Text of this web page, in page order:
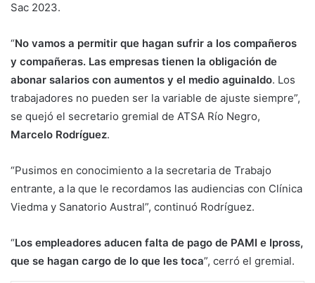
Sac 2023.
“No vamos a permitir que hagan sufrir a los compañeros
y compañeras. Las empresas tienen la obligación de
abonar salarios con aumentos y el medio aguinaldo. Los
trabajadores no pueden ser la variable de ajuste siempre”,
se quejó el secretario gremial de ATSA Río Negro,
Marcelo Rodríguez.
“Pusimos en conocimiento a la secretaria de Trabajo
entrante, a la que le recordamos las audiencias con Clínica
Viedma y Sanatorio Austral”, continuó Rodríguez.
“Los empleadores aducen falta de pago de PAMI e Ipross,
que se hagan cargo de lo que les toca”, cerró el gremial.